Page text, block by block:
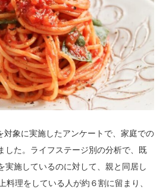
象に実施したアンケートで、家庭での
した。ライフステージ別の分析で、既
実施しているのに対して、親と同居し
料理をしている人が約６割に留まり、